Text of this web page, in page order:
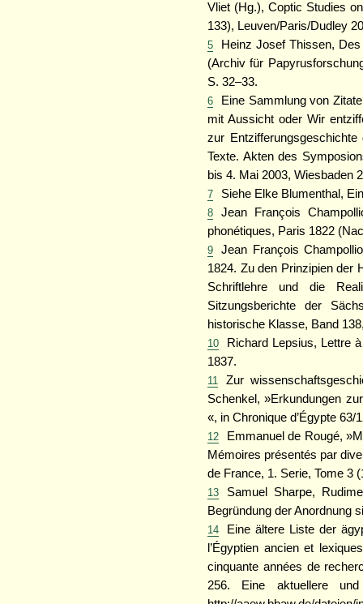
Vliet (Hg.), Coptic Studies
133), Leuven/Paris/Dudley
5
Heinz Josef Thissen,
(Archiv für
S. 32–33.
6
Eine Sammlung von
mit Aussicht oder Wir
zur
Texte. Akten des
bis 4. Mai 2003, Wiesbaden
7 Siehe Elke Blumenthal,
8
Jean François
phonétiques, Paris 1822
9
Jean François
1824. Zu den Prinzipien der
Schriftlehre und die
Sitzungsberichte der
historische Klasse, Band
10
Richard Lepsius, Lettre
1837.
11
Zur
Schenkel, »Erkundungen
«, in Chronique d’Égypte 63/
12
Emmanuel de Rougé,
Mémoires présentés par
de France, 1. Serie, Tome 3
13
Samuel Sharpe,
Begründung der Anordnung
14
Eine ältere Liste der
l’Égyptien ancien et
cinquante années de
256. Eine aktuellere